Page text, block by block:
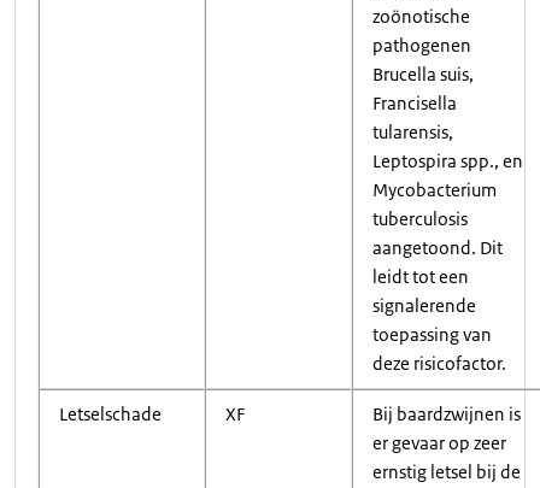
zoönotische
pathogenen
Brucella suis,
Francisella
tularensis,
Leptospira spp., en
Mycobacterium
tuberculosis
aangetoond. Dit
leidt tot een
signalerende
toepassing van
deze risicofactor.
Letselschade XF
Bij baardzwijnen is
er gevaar op zeer
ernstig letsel bij de